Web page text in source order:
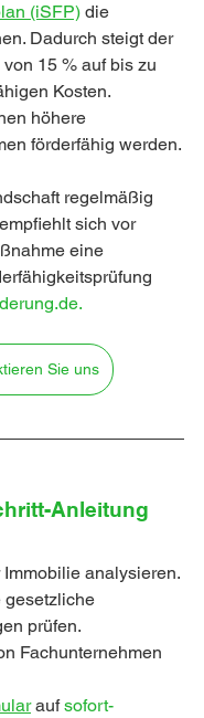
(iSFP) die
Dadurch steigt der
15 % auf bis zu
Kosten.
höhere
förderfähig werden.
regelmäßig
sich vor
eine
Sie uns
Anleitung
analysieren.
gesetzliche
prüfen.
Fachunternehmen
auf sofort-